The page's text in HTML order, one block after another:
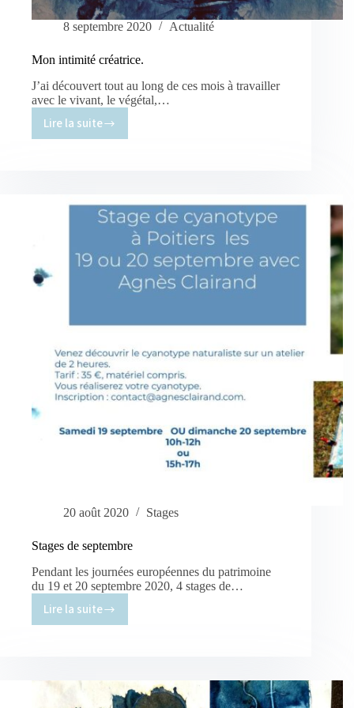
8 septembre 2020 Actualité
Mon intimité créatrice.
J’ai découvert tout au long de ces mois à travailler
avec le vivant, le végétal,…
Lire la suite
Mon
20 août 2020 Stages
Stages de septembre
Pendant les journées européennes du patrimoine
du 19 et 20 septembre 2020, 4 stages de…
Lire la suite
Stages